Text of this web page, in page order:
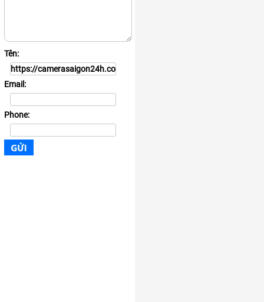
Tên:
Email:
Phone: